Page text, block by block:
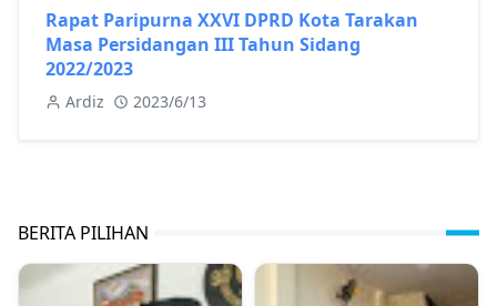
Rapat Paripurna XXVI DPRD Kota Tarakan
Masa Persidangan III Tahun Sidang
2022/2023
Ardiz 2023/6/13
BERITA PILIHAN